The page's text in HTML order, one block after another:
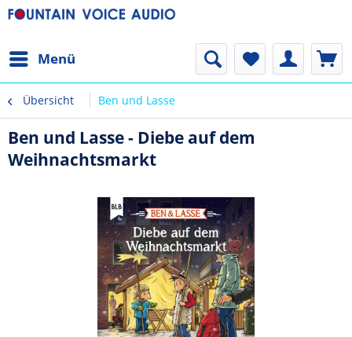
Menü
Übersicht Ben und Lasse
Ben und Lasse - Diebe auf dem
Weihnachtsmarkt